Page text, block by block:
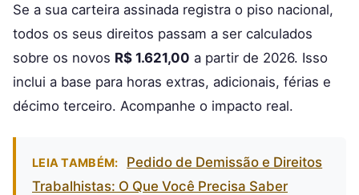
Se a sua carteira assinada registra o piso nacional,
todos os seus direitos passam a ser calculados
sobre os novos R$ 1.621,00 a partir de 2026. Isso
inclui a base para horas extras, adicionais, férias e
décimo terceiro. Acompanhe o impacto real.
LEIA TAMBÉM:
Pedido de Demissão e Direitos
Trabalhistas: O Que Você Precisa Saber